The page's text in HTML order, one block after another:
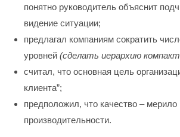
понятно руководитель объяснит
видение ситуации;
предлагал компаниям сократить
уровней (сделать иерархию
считал, что основная цель
клиента”;
предположил, что качество – мерило
производительности.